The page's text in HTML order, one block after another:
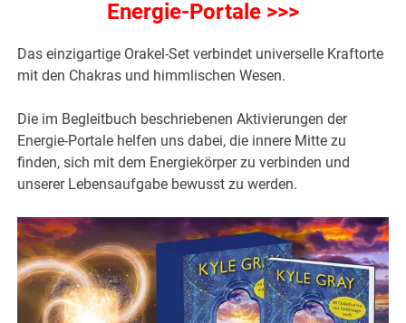
Energie-Portale >>>
Das einzigartige Orakel-Set verbindet universelle Kraftorte
mit den Chakras und himmlischen Wesen.
Die im Begleitbuch beschriebenen Aktivierungen der
Energie-Portale helfen uns dabei, die innere Mitte zu
finden, sich mit dem Energiekörper zu verbinden und
unserer Lebensaufgabe bewusst zu werden.